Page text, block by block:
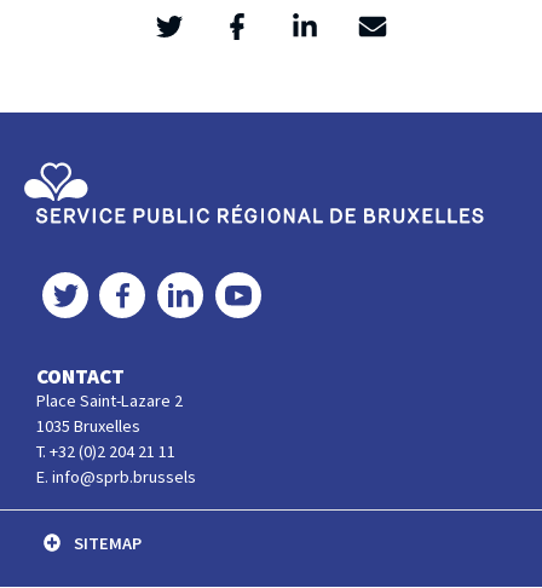
Twitter
>FacebookLinkedInMail
Twitter FacebookLinkedInYouTube
CONTACT
Place Saint-Lazare 2
1035 Bruxelles
T. +32 (0)2 204 21 11
E. info@sprb.brussels
SITEMAP